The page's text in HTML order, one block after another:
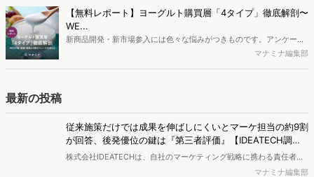
ち、スマートフォンを取り巻く環境が成熟するなか、新興SNSの台頭
により高校生のデジタルライフスタイルは新たな変化を見せていま
す。※資料は記事内の入力フォームより、ダウンロードいただけま
【無料レポート】ヨーグルト購買層「4タイプ」徹底解剖〜
WE...
新商品開発・新市場参入には色々な悩みがつきものです。アンケート
調査を実施しても、購買実態が不透明、新商品の受容性も判断しきれ
ポートとなっています。※本レポートは記事のフォームから無料でダ
ウンロードできます。
マナミナ編集部
最新の投稿
従来施策だけでは成果を伸ばしにくいとマーケ担当の約9割
が回答、後発優位の鍵は『第三者評価』【IDEATECH調
査】
株式会社IDEATECHは、自社のマーケティング戦略に携わる責任者・
担当者（BtoB／BtoCを問わず、新しい価値・市場の打ち出しや認知
マナミナ編集部